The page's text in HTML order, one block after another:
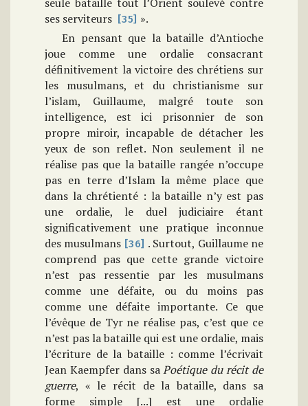
ses serviteurs
[35] ».
En pensant que la bataille d’Antioche
joue comme une ordalie consacrant
définitivement la victoire des chrétiens sur
les musulmans, et du christianisme sur
l’islam, Guillaume, malgré toute son
intelligence, est ici prisonnier de son
propre miroir, incapable de détacher les
yeux de son reflet. Non seulement il ne
réalise pas que la bataille rangée n’occupe
pas en terre d’Islam la même place que
dans la chrétienté : la bataille n’y est pas
une ordalie, le duel judiciaire étant
significativement une pratique inconnue
des musulmans [36] . Surtout, Guillaume ne
comprend pas que cette grande victoire
n’est pas ressentie par les musulmans
comme une défaite, ou du moins pas
comme une défaite importante. Ce que
l’évêque de Tyr ne réalise pas, c’est que ce
n’est pas la bataille qui est une ordalie, mais
l’écriture de la bataille : comme l’écrivait
Jean Kaempfer dans saPoétique du récit de
guerre, « le récit de la bataille, dans sa
forme simple [...] est une ordalie